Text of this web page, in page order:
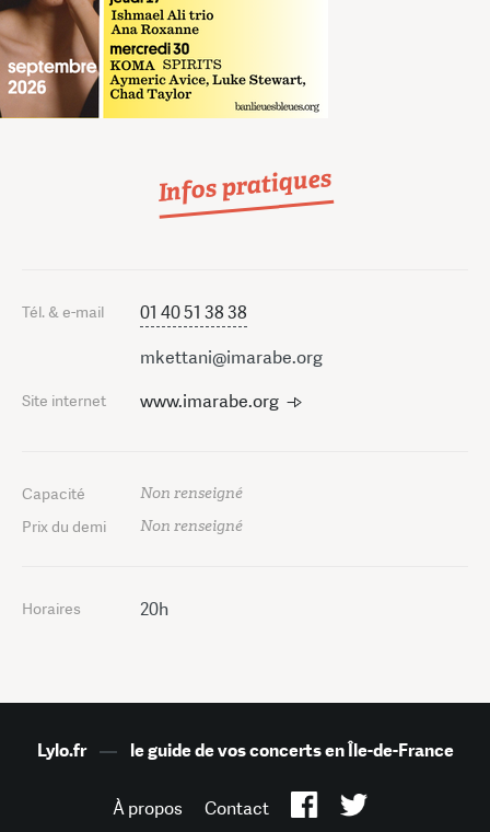
Infos pratiques
Tél. & e-mail
01 40 51 38 38
mkettani@imarabe.org
Site internet www.imarabe.org
Capacité Non renseigné
Prix du demi Non renseigné
Horaires 20h
Lylo.fr— le guide de vos concerts en Île-de-France
À propos Contact